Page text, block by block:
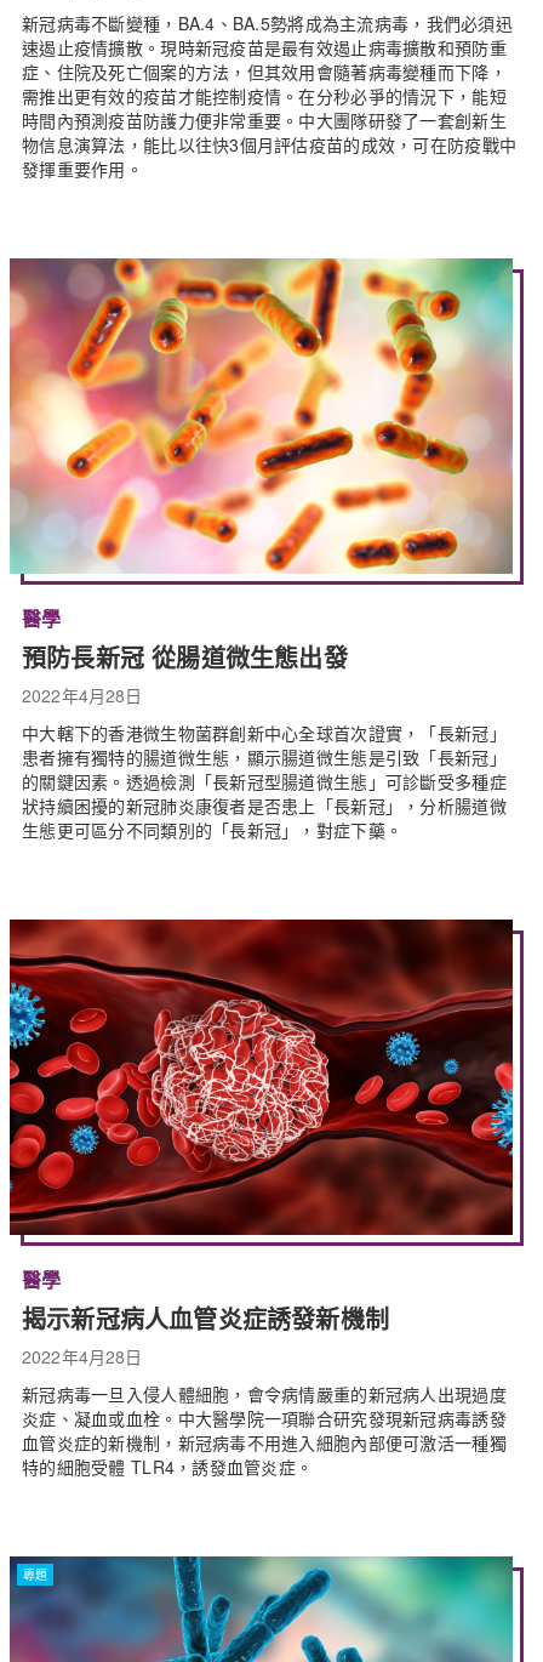
新冠病毒不斷變種，BA.4、BA.5勢將成為主流病毒，我們必須迅
速遏止疫情擴散。現時新冠疫苗是最有效遏止病毒擴散和預防重
症、住院及死亡個案的方法，但其效用會隨著病毒變種而下降，
需推出更有效的疫苗才能控制疫情。在分秒必爭的情況下，能短
時間內預測疫苗防護力便非常重要。中大團隊研發了一套創新生
物信息演算法，能比以往快3個月評估疫苗的成效，可在防疫戰中
發揮重要作用。
醫學
預防長新冠 從腸道微生態出發
2022年4月28日
中大轄下的香港微生物菌群創新中心全球首次證實，「長新冠」
患者擁有獨特的腸道微生態，顯示腸道微生態是引致「長新冠」
的關鍵因素。透過檢測「長新冠型腸道微生態」可診斷受多種症
狀持續困擾的新冠肺炎康復者是否患上「長新冠」，分析腸道微
生態更可區分不同類別的「長新冠」，對症下藥。
醫學
揭示新冠病人血管炎症誘發新機制
2022年4月28日
新冠病毒一旦入侵人體細胞，會令病情嚴重的新冠病人出現過度
炎症、凝血或血栓。中大醫學院一項聯合研究發現新冠病毒誘發
血管炎症的新機制，新冠病毒不用進入細胞內部便可激活一種獨
特的細胞受體 TLR4，誘發血管炎症。
專題